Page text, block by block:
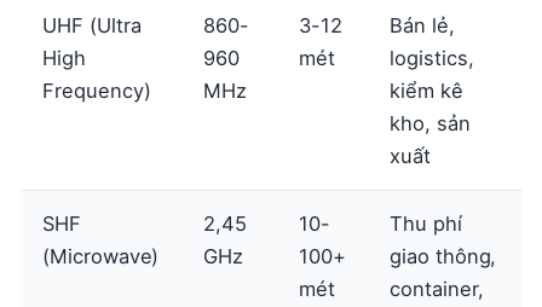
UHF (Ultra
High
Frequency)
860-
960
MHz
3-12
mét
Bán lẻ,
logistics,
kiểm kê
kho, sản
xuất
SHF
(Microwave)
2,45
GHz
10-
100+
mét
Thu phí
giao thông,
container,